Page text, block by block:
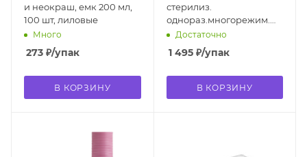
и неокраш, емк 200 мл,
100 шт, лиловые
Много
273 ₽/упак
В КОРЗИНУ
стерилиз.
однораз.многорежим.
"Интест-ПФ" 1000
журналом
Достаточно
1 495₽/упак
В КОРЗИНУ